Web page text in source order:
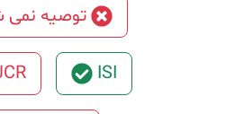
توصیه نمی شود
JCR